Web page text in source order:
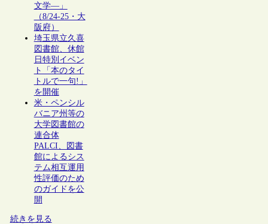
文学―」
（8/24-25・大
阪府）
埼玉県立久喜
図書館、休館
日特別イベン
ト「本のタイ
トルで一句!」
を開催
米・ペンシル
バニア州等の
大学図書館の
連合体
PALCI、図書
館によるシス
テム相互運用
性評価のため
のガイドを公
開
続きを見る